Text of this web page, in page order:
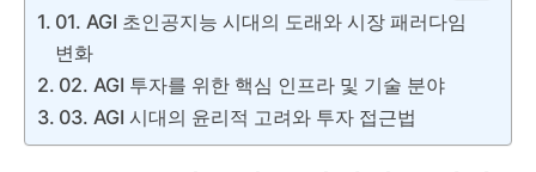
01. AGI 초인공지능 시대의 도래와 시장 패러다임
변화
02. AGI 투자를 위한 핵심 인프라 및 기술 분야
03. AGI 시대의 윤리적 고려와 투자 접근법